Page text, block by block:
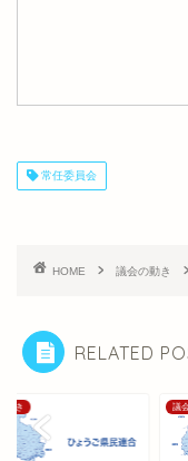
常任委員会
HOME 議会の動き
RELATED
動き 議